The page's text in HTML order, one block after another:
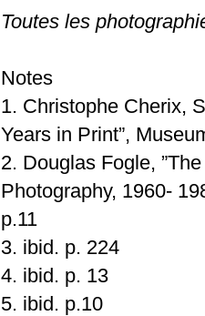
Toutes les
Notes
1. Christophe Cherix,
Years in Print”,
2. Douglas Fogle,
Photography, 1960-
p.11
3. ibid. p. 224
4. ibid. p. 13
5. ibid. p.10